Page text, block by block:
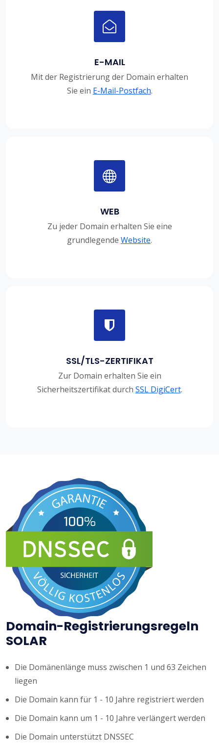
E-MAIL
Mit der Registrierung der Domain erhalten
Sie ein E-Mail-Postfach.
WEB
Zu jeder Domain erhalten Sie eine
grundlegende Website.
SSL/TLS-ZERTIFIKAT
Zur Domain erhalten Sie ein
Sicherheitszertifikat durch SSL DigiCert.
Domain-Registrierungsregeln
SOLAR
Die Domänenlänge muss zwischen 1 und 63 Zeichen
liegen
Die Domain kann für 1 - 10 Jahre registriert werden
Die Domain kann um 1 - 10 Jahre verlängert werden
Die Domain unterstützt DNSSEC